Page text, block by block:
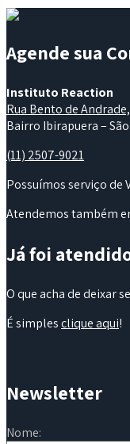
Agende sua
Instituto Reaction
Rua Bento de
Bairro Ibirapuera –
(11) 2507-9021
Possuímos serviço de
Atendemos também
Já foi
O que acha de deixar
É simplesclique aqui!
Newsletter
Nome: